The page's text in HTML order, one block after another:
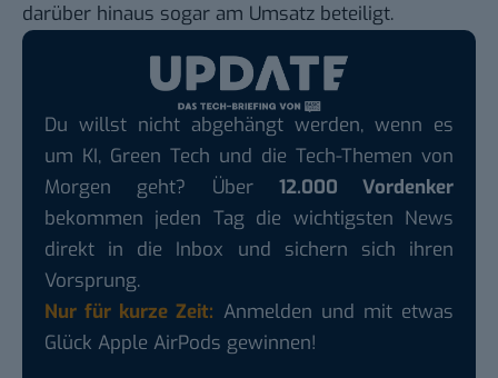
darüber hinaus sogar am Umsatz beteiligt.
Du willst nicht abgehängt werden, wenn es
um KI, Green Tech und die Tech-Themen von
Morgen geht? Über 12.000 Vordenker
bekommen jeden Tag die wichtigsten News
direkt in die Inbox und sichern sich ihren
Vorsprung.
Nur für kurze Zeit: Anmelden und mit etwas
Glück Apple AirPods gewinnen!